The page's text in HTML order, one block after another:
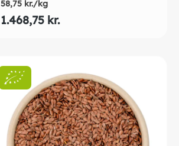
58,75 kr./kg
1.468,75 kr.